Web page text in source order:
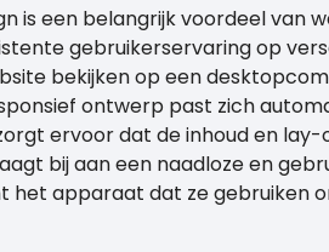
is een belangrijk voordeel van
gebruikerservaring op
bekijken op een
ontwerp past zich
ervoor dat de inhoud en
bij aan een naadloze en
het apparaat dat ze gebruiken